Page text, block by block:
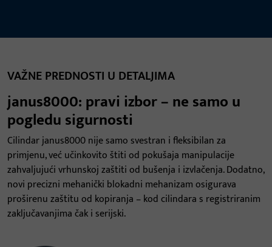
VAŽNE PREDNOSTI U DETALJIMA
janus8000: pravi izbor – ne samo u
pogledu sigurnosti
Cilindar janus8000 nije samo svestran i fleksibilan za
primjenu, već učinkovito štiti od pokušaja manipulacije
zahvaljujući vrhunskoj zaštiti od bušenja i izvlačenja. Dodatno,
novi precizni mehanički blokadni mehanizam osigurava
proširenu zaštitu od kopiranja – kod cilindara s registriranim
zaključavanjima čak i serijski.